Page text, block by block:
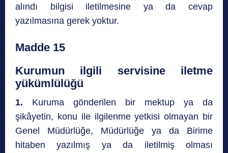
alındı bilgisi iletilmesine ya da cevap
yazılmasına gerek yoktur.
Madde 15
Kurumun ilgili servisine iletme
yükümlülüğü
1. Kuruma gönderilen bir mektup ya da
şikâyetin, konu ile ilgilenme yetkisi olmayan bir
Genel Müdürlüğe, Müdürlüğe ya da Birime
hitaben yazılmış ya da iletilmiş olması